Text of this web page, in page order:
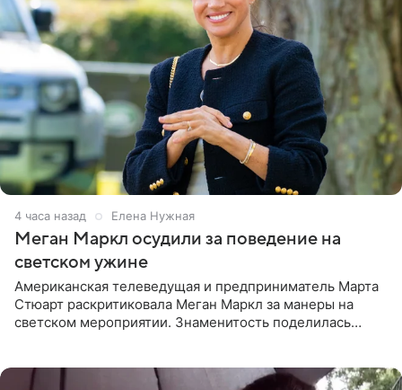
4 часа назад Елена Нужная
Меган Маркл осудили за поведение на
светском ужине
Американская телеведущая и предприниматель Марта
Стюарт раскритиковала Меган Маркл за манеры на
светском мероприятии. Знаменитость поделилась